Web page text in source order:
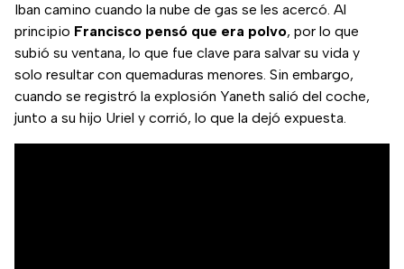
Iban camino cuando la nube de gas se les acercó. Al
principio Francisco pensó que era polvo, por lo que
subió su ventana, lo que fue clave para salvar su vida y
solo resultar con quemaduras menores. Sin embargo,
cuando se registró la explosión Yaneth salió del coche,
junto a su hijo Uriel y corrió, lo que la dejó expuesta.